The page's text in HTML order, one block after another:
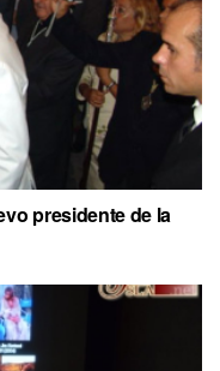
presidente de la